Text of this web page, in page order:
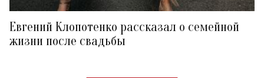
Евгений Клопотенко рассказал о семейной
жизни после свадьбы